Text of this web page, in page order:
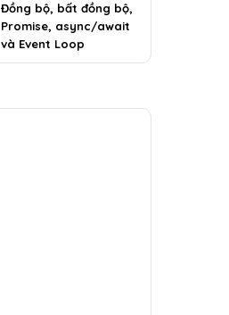
Đồng bộ, bất đồng bộ,
Promise, async/await
và Event Loop